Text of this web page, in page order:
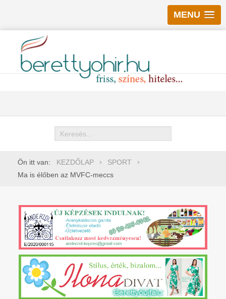
MENU
Keresés
Ön itt van: KEZDŐLAP
SPORT
Ma is élőben az MVFC-meccs